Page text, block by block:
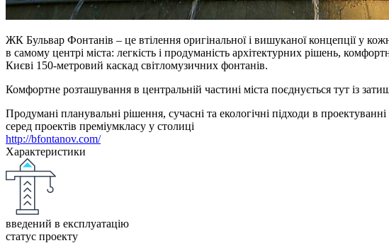
ЖК Бульвар Фонтанів – це втілення оригінальної і вишуканої концепції у
в самому центрі міста: легкість і продуманість архітектурних рішень,
Києві 150-метровий каскад світломузичних фонтанів.
Комфортне розташування в центральній частині міста поєднується тут із
Продумані планувальні рішення, сучасні та екологічні підходи в
серед проектів преміумкласу у столиці
http://bfontanov.com/
Характеристики
введений в експлуатацію
статус проекту